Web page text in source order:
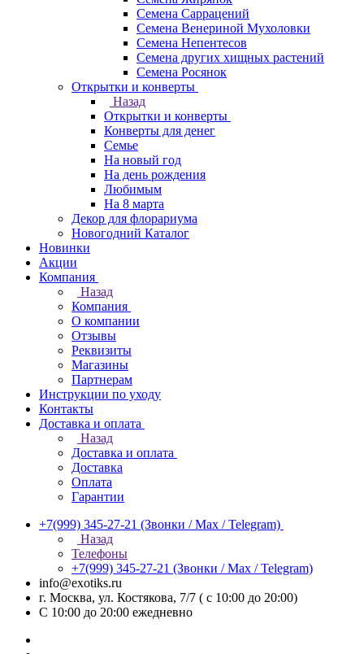
Семена Саррацений
Семена Венериной Мухоловки
Семена Непентесов
Семена других хищных растений
Семена Росянок
Открытки и конверты
Назад
Открытки и конверты
Конверты для денег
Семье
На новый год
На день рождения
Любимым
На 8 марта
Декор для флорариума
Новогодний Каталог
Новинки
Акции
Компания
Назад
Компания
О компании
Отзывы
Реквизиты
Магазины
Партнерам
Инструкции по уходу
Контакты
Доставка и оплата
Назад
Доставка и оплата
Доставка
Оплата
Гарантии
+7(999) 345-27-21 (Звонки / Max / Telegram)
Назад
Телефоны
+7(999) 345-27-21 (Звонки / Max / Telegram)
info@exotiks.ru
г. Москва, ул. Костякова, 7/7 ( с 10:00 до 20:00)
С 10:00 до 20:00 ежедневно